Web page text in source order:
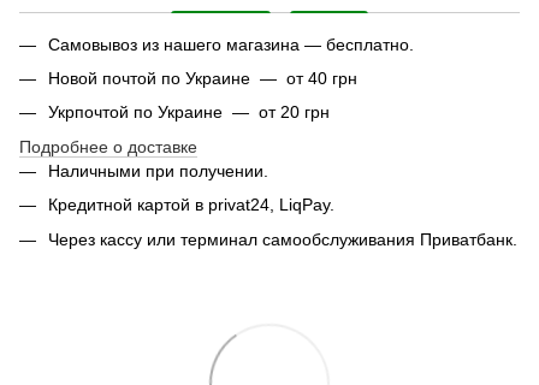
Самовывоз из нашего магазина — бесплатно.
Новой почтой по Украине — от 40 грн
Укрпочтой по Украине — от 20 грн
Подробнее о доставке
Наличными при получении.
Кредитной картой в privat24, LiqPay.
Через кассу или терминал самообслуживания Приватбанк.